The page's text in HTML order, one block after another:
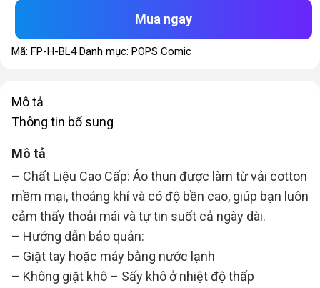
HOÀNG
TUYỆT
lượng
Mua ngay
Mã: FP-H-BL4 Danh mục: POPS Comic
Mô tả
Thông tin bổ sung
Mô tả
– Chất Liệu Cao Cấp: Áo thun được làm từ vải cotton
mềm mại, thoáng khí và có độ bền cao, giúp bạn luôn
cảm thấy thoải mái và tự tin suốt cả ngày dài.
– Hướng dẫn bảo quản:
– Giặt tay hoặc máy bằng nước lạnh
– Không giặt khô – Sấy khô ở nhiệt độ thấp